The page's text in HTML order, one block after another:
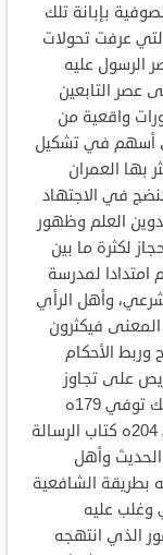
بإبانة تلك
عرفت تحولات
الرسول عليه
عصر التابعين
واقعية من
أسهم في تشكيل
بها العمران
في الاجتهاد
العلم وظهور
لكثرة ما بين
امتدادا لمدرسة
وأهل الرأي
المعنى فيكثرون
الأحكام
على تجاوز
الخلاف بين المذهبين، ظهر تأليف الإمام مالك توفي 179ه
كتاب الموطأ وتأليف الإمام الشافعي توفي 204ه كتاب الرسالة
وأهل
بطريقة الشافعية
وغلب عليه
الذي انتهجه